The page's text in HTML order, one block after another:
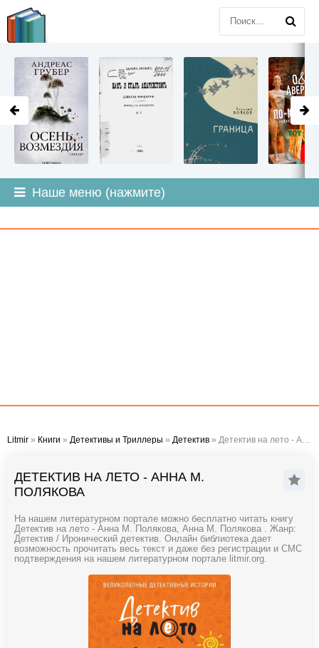
Наше меню (нажмите)
Litmir » Книги » Детективы и Триллеры » Детектив » Детектив на лето - Анна М. Полякова
ДЕТЕКТИВ НА ЛЕТО - АННА М.
ПОЛЯКОВА
На нашем литературном портале можно бесплатно читать книгу
Детектив на лето - Анна М. Полякова, Анна М. Полякова . Жанр:
Детектив / Иронический детектив. Онлайн библиотека дает
возможность прочитать весь текст и даже без регистрации и СМС
подтверждения на нашем литературном портале litmir.org.
LITMIR.ORG